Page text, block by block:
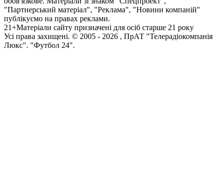
"Партнерський матеріал", "Реклама", "Новини компаній"
публікуємо на правах реклами.
21+Матеріали сайту призначені для осіб старше 21 року
Усi права захищенi. © 2005 - 2026 , ПрАТ "Телерадіокомпанія
Люкс". "Футбол 24".